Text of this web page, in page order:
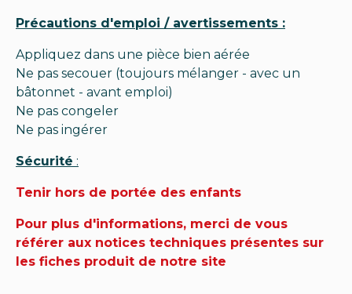
Précautions d'emploi / avertissements :
Appliquez dans une pièce bien aérée
Ne pas secouer (toujours mélanger - avec un
bâtonnet - avant emploi)
Ne pas congeler
Ne pas ingérer
Sécurité :
Tenir hors de portée des enfants
Pour plus d'informations, merci de vous
référer aux notices techniques présentes sur
les fiches produit de notre site